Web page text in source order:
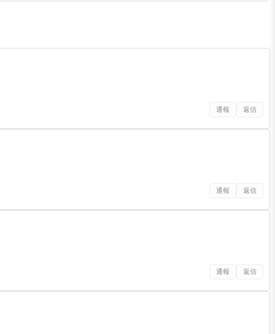
通報 返信
通報 返信
通報 返信